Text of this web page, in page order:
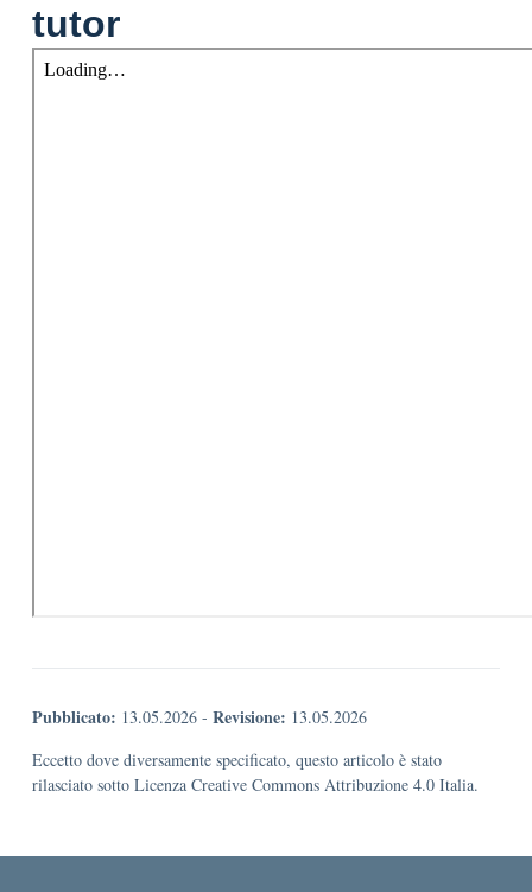
tutor
Pubblicato: 13.05.2026 - Revisione: 13.05.2026
Eccetto dove diversamente specificato, questo articolo è stato
rilasciato sotto Licenza Creative Commons Attribuzione 4.0 Italia.